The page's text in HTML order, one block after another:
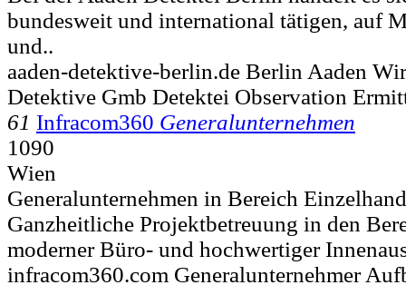
bundesweit und international tätigen, auf
und..
aaden-detektive-berlin.de Berlin Aaden
Detektive Gmb Detektei Observation
61 Infracom360 Generalunternehmen
1090
Wien
Generalunternehmen in Bereich
Ganzheitliche Projektbetreuung in den
moderner Büro- und hochwertiger
infracom360.com Generalunternehmer